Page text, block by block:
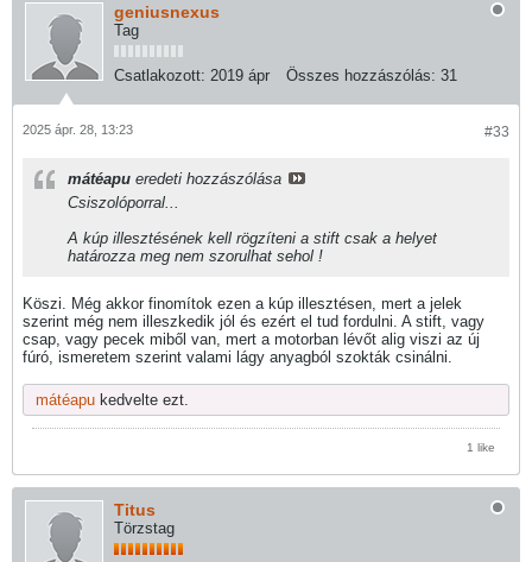
geniusnexus
Tag
Csatlakozott: 2019 ápr Összes hozzászólás: 31
#33
2025 ápr. 28, 13:23
mátéapu eredeti hozzászólása
Csiszolóporral...
A kúp illesztésének kell rögzíteni a stift csak a helyet
határozza meg nem szorulhat sehol !
Köszi. Még akkor finomítok ezen a kúp illesztésen, mert a jelek
szerint még nem illeszkedik jól és ezért el tud fordulni. A stift, vagy
csap, vagy pecek miből van, mert a motorban lévőt alig viszi az új
fúró, ismeretem szerint valami lágy anyagból szokták csinálni.
mátéapu kedvelte ezt.
1 like
Titus
Törzstag